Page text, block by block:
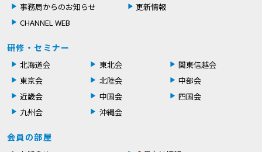
事務局からのお知らせ
更新情報
CHANNEL WEB
研修・セミナー
北海道会 東北会
関東信越会
東京会
北陸会
中部会
近畿会
中国会
四国会
九州会
沖縄会
会員の部屋